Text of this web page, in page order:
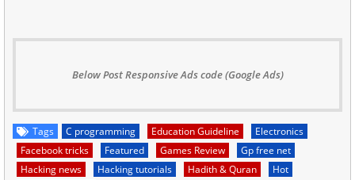
Below Post Responsive Ads code (Google Ads)
Tags C programming Education Guideline
Electronics
Facebook tricks
Featured Games Review
Gp free net
Hacking news
Hacking tutorials Hadith & Quran
Hot